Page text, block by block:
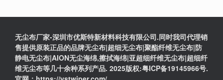
无尘布厂家-深圳市优斯特新材料科技有限公司.同时我司代理销
售提供原装正品的品牌无尘布|超细无尘布|聚酯纤维无尘布|防
静电无尘布|AION无尘海绵,擦拭海绵|亚超细纤维无尘布|超细纤
维无尘布等几十余种系列产品. 2025版权:粤ICP备19145966号.